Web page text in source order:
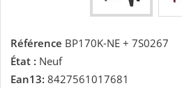
Référence BP170K-NE + 7S0267
État : Neuf
Ean13: 8427561017681